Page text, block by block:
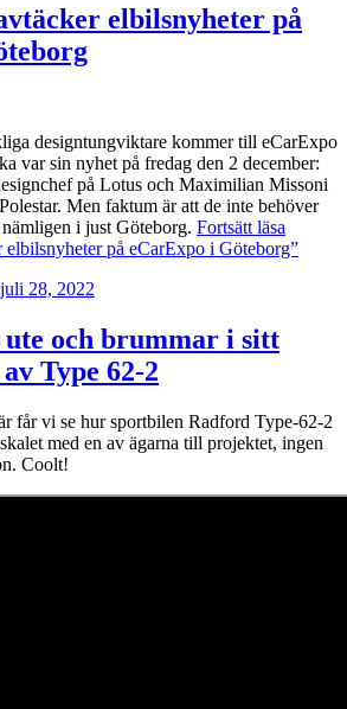
elbilsnyheter på
designtungviktare kommer till eCarExpo
var sin nyhet på fredag den 2 december:
på Lotus och Maximilian Missoni
Men faktum är att de inte behöver
i just Göteborg. Fortsätt läsa
på eCarExpo i Göteborg”
juli 28, 2022
ute och brummar i sitt
Type 62-2
får vi se hur sportbilen Radford Type-62-2
med en av ägarna till projektet, ingen
Coolt!